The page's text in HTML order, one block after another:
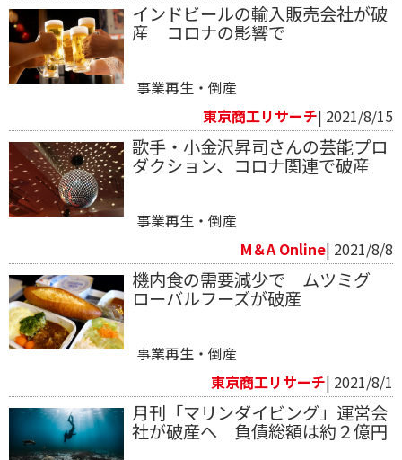
インドビールの輸入販売会社が破
産 コロナの影響で
事業再生・倒産
東京商工リサーチ| 2021/8/15
歌手・小金沢昇司さんの芸能プロ
ダクション、コロナ関連で破産
事業再生・倒産
M＆A Online| 2021/8/8
機内食の需要減少で ムツミグ
ローバルフーズが破産
事業再生・倒産
東京商工リサーチ| 2021/8/1
月刊「マリンダイビング」運営会
社が破産へ 負債総額は約２億円